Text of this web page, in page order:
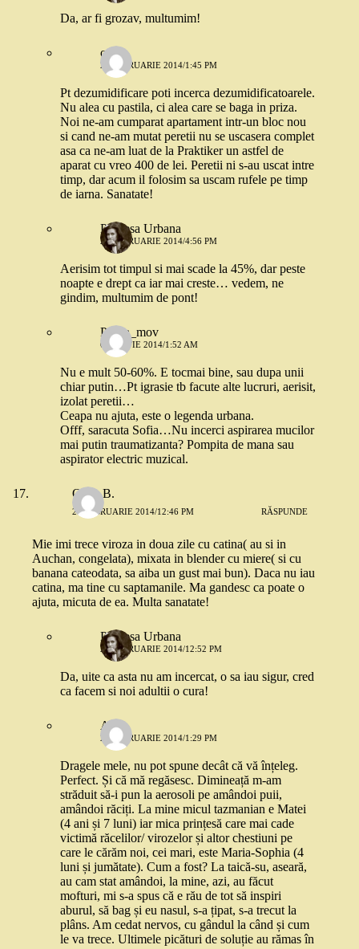
Da, ar fi grozav, multumim!
oana
26 FEBRUARIE 2014/1:45 PM
Pt dezumidificare poti incerca dezumidificatoarele.
Nu alea cu pastila, ci alea care se baga in priza.
Noi ne-am cumparat apartament intr-un bloc nou
si cand ne-am mutat peretii nu se uscasera complet
asa ca ne-am luat de la Praktiker un astfel de
aparat cu vreo 400 de lei. Peretii ni s-au uscat intre
timp, dar acum il folosim sa uscam rufele pe timp
de iarna. Sanatate!
Printesa Urbana
26 FEBRUARIE 2014/4:56 PM
Aerisim tot timpul si mai scade la 45%, dar peste
noapte e drept ca iar mai creste… vedem, ne
gindim, multumim de pont!
Pisica_mov
6 MARTIE 2014/1:52 AM
Nu e mult 50-60%. E tocmai bine, sau dupa unii
chiar putin…Pt igrasie tb facute alte lucruri, aerisit,
izolat peretii…
Ceapa nu ajuta, este o legenda urbana.
Offf, saracuta Sofia…Nu incerci aspirarea mucilor
mai putin traumatizanta? Pompita de mana sau
aspirator electric muzical.
Oana B.
26 FEBRUARIE 2014/12:46 PM RĂSPUNDE
Mie imi trece viroza in doua zile cu catina( au si in
Auchan, congelata), mixata in blender cu miere( si cu
banana cateodata, sa aiba un gust mai bun). Daca nu iau
catina, ma tine cu saptamanile. Ma gandesc ca poate o
ajuta, micuta de ea. Multa sanatate!
Printesa Urbana
26 FEBRUARIE 2014/12:52 PM
Da, uite ca asta nu am incercat, o sa iau sigur, cred
ca facem si noi adultii o cura!
Ada
26 FEBRUARIE 2014/1:29 PM
Dragele mele, nu pot spune decât că vă înțeleg.
Perfect. Și că mă regăsesc. Dimineață m-am
străduit să-i pun la aerosoli pe amândoi puii,
amândoi răciți. La mine micul tazmanian e Matei
(4 ani și 7 luni) iar mica prințesă care mai cade
victimă răcelilor/ virozelor și altor chestiuni pe
care le cărăm noi, cei mari, este Maria-Sophia (4
luni și jumătate). Cum a fost? La taică-su, aseară,
au cam stat amândoi, la mine, azi, au făcut
mofturi, mi s-a spus că e rău de tot să inspiri
aburul, să bag și eu nasul, s-a țipat, s-a trecut la
plâns. Am cedat nervos, cu gândul la când și cum
le va trece. Ultimele picături de soluție au rămas în